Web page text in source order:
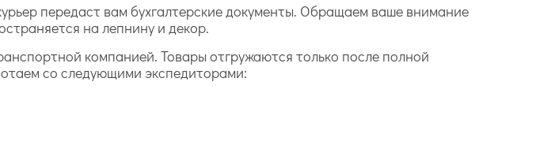
передаст вам бухгалтерские документы. Обращаем ваше внимание
на лепнину и декор.
компанией. Товары отгружаются только после полной
со следующими экспедиторами: